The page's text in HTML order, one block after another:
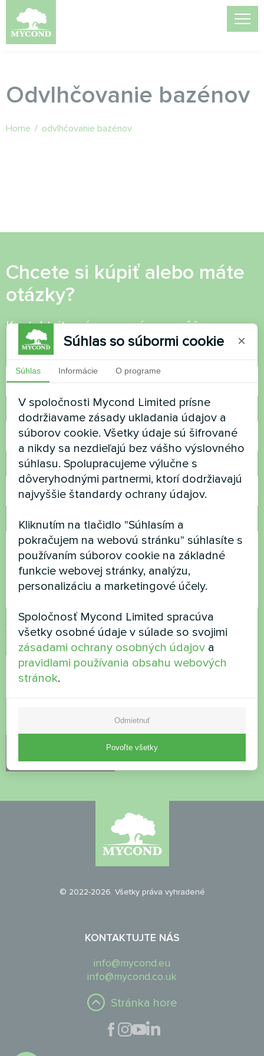
Odvlhčovanie bazénov
Home / odvlhčovanie bazénov
Chcete si kúpiť alebo máte
otázky?
Kontaktujte nás a my vám pomôžeme
Názov
Telefónne číslo
E-mail
Komentár
Prijaťzásady ochrany osobných údajov
Kontrola zabezpečenia*
© 2022-2026. Všetky práva vyhradené
KONTAKTUJTE NÁS
info@mycond.eu
info@mycond.co.uk
Stránka hore
Súhlas so súbormi cookie ×
Súhlas Informácie O programe
V spoločnosti Mycond Limited prísne
dodržiavame zásady ukladania údajov a
súborov cookie. Všetky údaje sú šifrované
a nikdy sa nezdieľajú bez vášho výslovného
súhlasu. Spolupracujeme výlučne s
dôveryhodnými partnermi, ktorí dodržiavajú
najvyššie štandardy ochrany údajov.
Kliknutím na tlačidlo "Súhlasím a
pokračujem na webovú stránku" súhlasíte s
používaním súborov cookie na základné
funkcie webovej stránky, analýzu,
personalizáciu a marketingové účely.
Spoločnosť Mycond Limited spracúva
všetky osobné údaje v súlade so svojimi
zásadami ochrany osobných údajov a
pravidlami používania obsahu webových
stránok.
Odmietnuť
Povoľte všetky